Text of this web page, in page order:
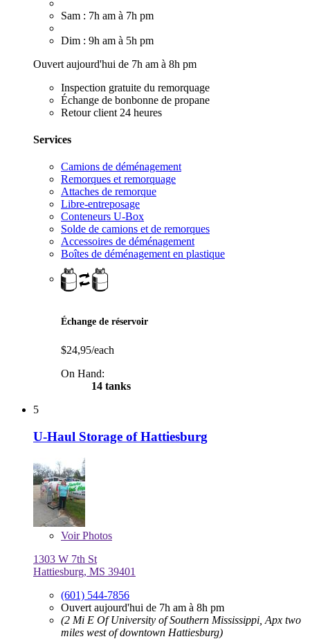
Sam : 7h am à 7h pm
Dim : 9h am à 5h pm
Ouvert aujourd'hui de 7h am à 8h pm
Inspection gratuite du remorquage
Échange de bonbonne de propane
Retour client 24 heures
Services
Camions de déménagement
Remorques et remorquage
Attaches de remorque
Libre-entreposage
Conteneurs U-Box
Solde de camions et de remorques
Accessoires de déménagement
Boîtes de déménagement en plastique
Échange de réservoir
$24,95/each
On Hand:
14 tanks
5
U-Haul Storage of Hattiesburg
VoirPhotos
1303 W 7th St
Hattiesburg, MS 39401
(601) 544-7856
Ouvert aujourd'hui de 7h am à 8h pm
(2 Mi E Of University of Southern Mississippi, Apx two
miles west of downtown Hattiesburg)